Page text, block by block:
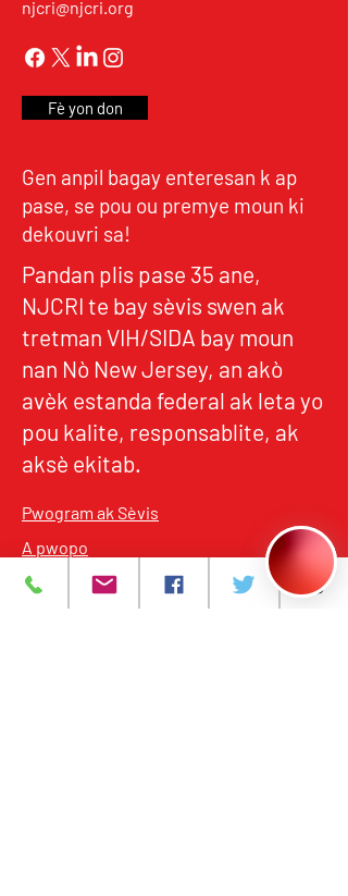
njcri@njcri.org
Fè yon don
Gen anpil bagay enteresan k ap
pase, se pou ou premye moun ki
dekouvri sa!
Pandan plis pase 35 ane,
NJCRI te bay sèvis swen ak
tretman VIH/SIDA bay moun
nan Nò New Jersey, an akò
avèk estanda federal ak leta yo
pou kalite, responsablite, ak
aksè ekitab.
Pwogram ak Sèvis
A pwopo
Evènman yo